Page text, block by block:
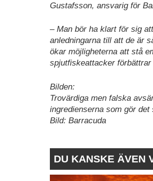
Gustafsson, ansvarig för
– Man bör ha klart för sig
anledningarna till att de är
ökar möjligheterna att stå
spjutfiskeattacker
Bilden:
Trovärdiga men falska
ingredienserna som gör
Bild: Barracuda
DU KANSKE ÄVEN